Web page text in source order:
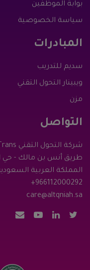
بوابة الموظفين
سياسة الخصوصية
المبادرات
سديم للتدريب
ويبينار التحول التقني
مزن
التواصل
شركة التحول التقني TechTrans،
طريق أنس بن مالك - حي
المملكة العربية
+966112000292
care@altqniah.sa